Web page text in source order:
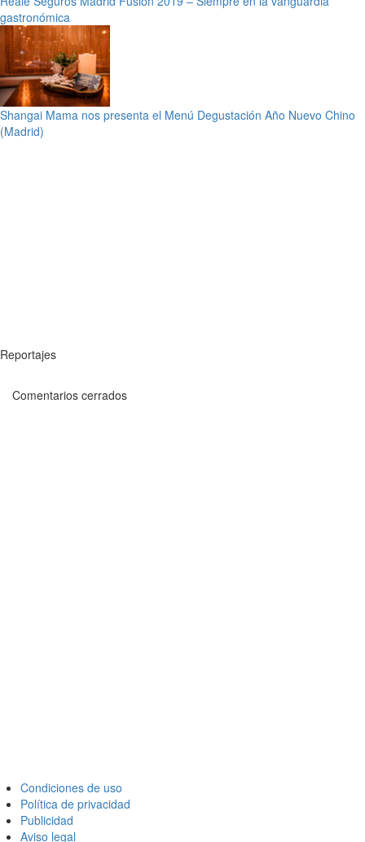
gastronómica
Shangai Mama nos presenta el Menú Degustación Año Nuevo Chino
(Madrid)
Reportajes
Comentarios cerrados
Condiciones de uso
Política de privacidad
Publicidad
Aviso legal